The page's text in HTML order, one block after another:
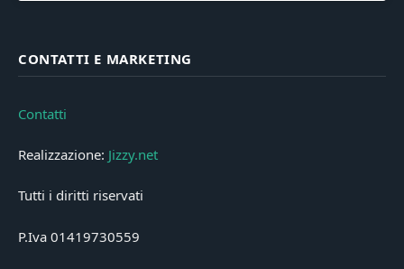
CONTATTI E MARKETING
Contatti
Realizzazione: Jizzy.net
Tutti i diritti riservati
P.Iva 01419730559